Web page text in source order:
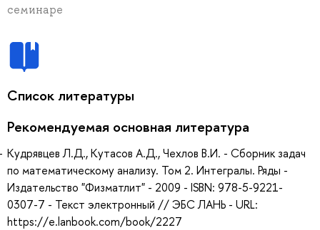
семинаре
Список литературы
Рекомендуемая основная литература
Кудрявцев Л.Д., Кутасов А.Д., Чехлов В.И. - Сборник задач
по математическому анализу. Том 2. Интегралы. Ряды -
Издательство "Физматлит" - 2009 - ISBN: 978-5-9221-
0307-7 - Текст электронный // ЭБС ЛАНЬ - URL:
https://e.lanbook.com/book/2227